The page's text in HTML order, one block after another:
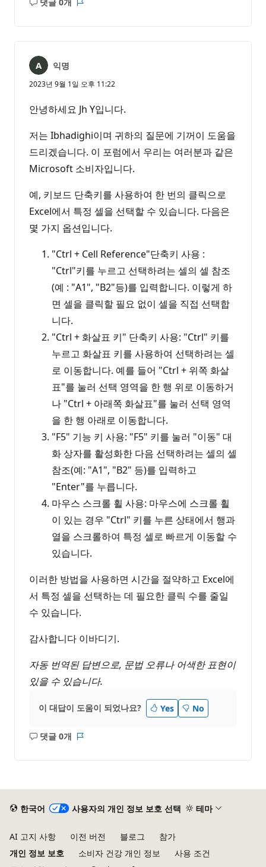
설
음
익명
2023년 9월 1일 오후 11:22
안녕하세요 Jh Y입니다.
저는 Ibhadighi이며 귀하의 질문에 기꺼이 도움을
드리겠습니다. 이 포럼에서 우리는 여러분과 같은
Microsoft 소비자입니다.
예, 키보드 단축키를 사용하여 한 번의 클릭으로
Excel에서 특정 셀을 선택할 수 있습니다. 다음은
몇 가지 옵션입니다.
"Ctrl + Cell Reference"단축키 사용 :
"Ctrl"키를 누르고 선택하려는 셀의 셀 참조
(예 : "A1", "B2"등)를 입력합니다. 이렇게 하
면 셀을 클릭할 필요 없이 셀을 직접 선택합
니다.
"Ctrl + 화살표 키" 단축키 사용: "Ctrl" 키를
누르고 화살표 키를 사용하여 선택하려는 셀
로 이동합니다. 예를 들어 "Ctrl + 위쪽 화살
표"를 눌러 선택 영역을 한 행 위로 이동하거
나 "Ctrl + 아래쪽 화살표"를 눌러 선택 영역
을 한 행 아래로 이동합니다.
"F5" 기능 키 사용: "F5" 키를 눌러 "이동" 대
화 상자를 활성화한 다음 선택하려는 셀의 셀
참조(예: "A1", "B2" 등)를 입력하고
"Enter"를 누릅니다.
마우스 스크롤 휠 사용: 마우스에 스크롤 휠
이 있는 경우 "Ctrl" 키를 누른 상태에서 행과
열을 스크롤하여 특정 셀로 빠르게 이동할 수
있습니다.
이러한 방법을 사용하면 시간을 절약하고 Excel에
서 특정 셀을 선택하는 데 필요한 클릭 수를 줄일
수 있습니다.
감사합니다 이바디기.
자동 번역된 답변으로, 문법 오류나 어색한 표현이
있을 수 있습니다.
이 대답이 도움이 되었나요? Yes No
댓글 0개
설
한국어 사용자의 개인 정보 보호 선택 테마
AI 고지 사항 이전 버전 블로그
참가
개인 정보 보호
소비자 건강 개인 정보
사용 조건